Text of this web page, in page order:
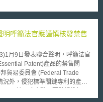
目標。 新基金欲達
通信綜合網路業務（以下稱固
用語音及寬頻連網服務
rural and remote areas have
services, on both fixed
496的發布，顯示CRTC監管
voice services），移轉到寬
因此，新制的BTS定義即含括
呼籲法官應謹慎核發禁售
月9日發表聯合聲明，呼籲法官
Patent)產品的禁售問
外，侵犯標準關鍵專利的產品
籲美國國際